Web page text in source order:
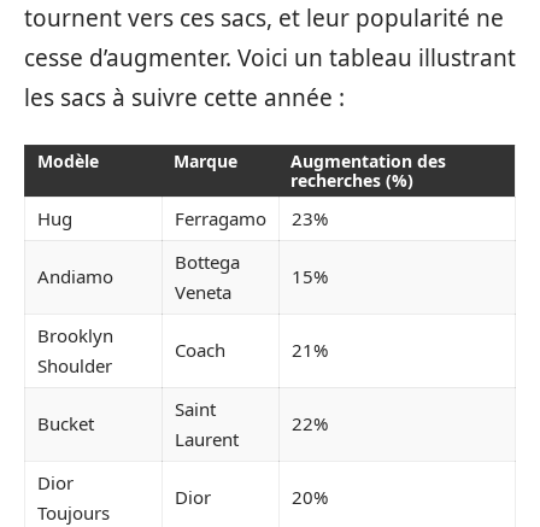
tournent vers ces sacs, et leur popularité ne
cesse d’augmenter. Voici un tableau illustrant
les sacs à suivre cette année :
Modèle Marque
Augmentation des
recherches (%)
Hug Ferragamo 23%
Andiamo
Bottega
Veneta
15%
Brooklyn
Shoulder
Coach 21%
Bucket
Saint
Laurent
22%
Dior
Toujours
Dior 20%